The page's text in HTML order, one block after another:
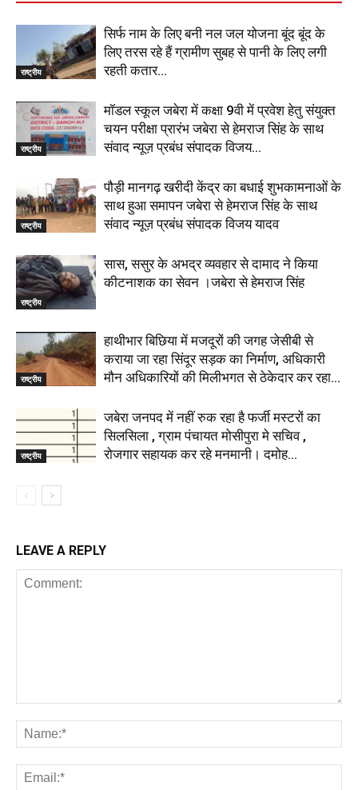
राष्ट्रीय
सिर्फ नाम के लिए बनी नल जल योजना बूंद बूंद के
लिए तरस रहे हैं ग्रामीण सुबह से पानी के लिए लगी
रहती कतार...
राष्ट्रीय
मॉडल स्कूल जबेरा में कक्षा 9वी में प्रवेश हेतु संयुक्त
चयन परीक्षा प्रारंभ जबेरा से हेमराज सिंह के साथ
संवाद न्यूज़ प्रबंध संपादक विजय...
राष्ट्रीय
पौड़ी मानगढ़ खरीदी केंद्र का बधाई शुभकामनाओं के
साथ हुआ समापन जबेरा से हेमराज सिंह के साथ
संवाद न्यूज़ प्रबंध संपादक विजय यादव
राष्ट्रीय
सास, ससुर के अभद्र व्यवहार से दामाद ने किया
कीटनाशक का सेवन ।जबेरा से हेमराज सिंह
राष्ट्रीय
हाथीभार बिछिया में मजदूरों की जगह जेसीबी से
कराया जा रहा सिंदूर सड़क का निर्माण, अधिकारी
मौन अधिकारियों की मिलीभगत से ठेकेदार कर रहा...
राष्ट्रीय
जबेरा जनपद में नहीं रुक रहा है फर्जी मस्टरों का
सिलसिला , ग्राम पंचायत मोसीपुरा मे सचिव ,
रोजगार सहायक कर रहे मनमानी। दमोह...
LEAVE A REPLY